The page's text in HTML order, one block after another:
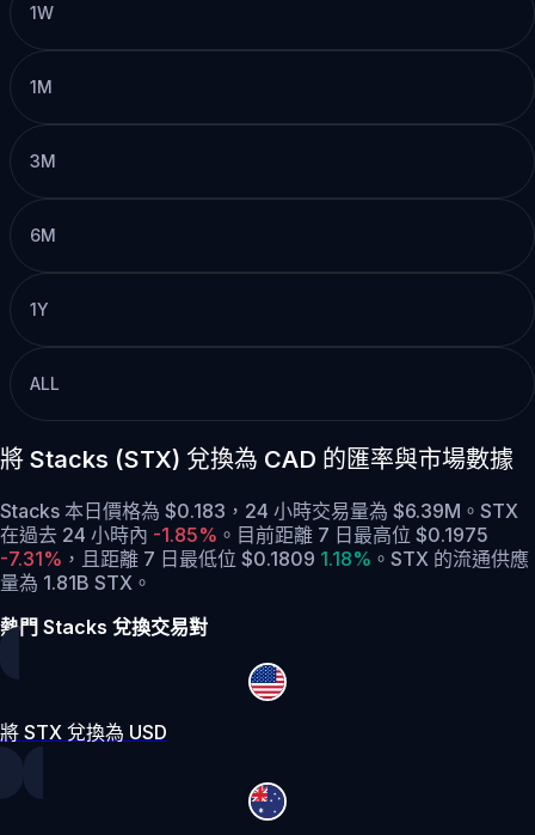
1W
1M
3M
6M
1Y
ALL
將 Stacks (STX) 兌換為 CAD 的匯率與市場數據
Stacks 本日價格為 $0.183，24 小時交易量為 $6.39M。STX
在過去 24 小時內 -1.85% 。 目前距離 7 日最高位 $0.1975
-7.31% ， 且距離 7 日最低位 $0.1809 1.18% 。 STX 的流通供應
量為 1.81B STX。
熱門 Stacks 兌換交易對
將 STX 兌換為 USD